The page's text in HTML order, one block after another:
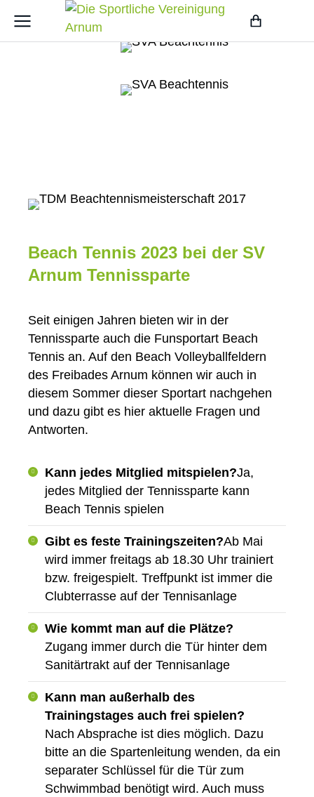
Beach Tennis 2023 bei der SV
Arnum Tennissparte
Seit einigen Jahren bieten wir in der
Tennissparte auch die Funsportart Beach
Tennis an. Auf den Beach Volleyballfeldern
des Freibades Arnum können wir auch in
diesem Sommer dieser Sportart nachgehen
und dazu gibt es hier aktuelle Fragen und
Antworten.
Kann jedes Mitglied mitspielen?Ja,
jedes Mitglied der Tennissparte kann
Beach Tennis spielen
Gibt es feste Trainingszeiten?Ab Mai
wird immer freitags ab 18.30 Uhr trainiert
bzw. freigespielt. Treffpunkt ist immer die
Clubterrasse auf der Tennisanlage
Wie kommt man auf die Plätze?
Zugang immer durch die Tür hinter dem
Sanitärtrakt auf der Tennisanlage
Kann man außerhalb des
Trainingstages auch frei spielen?
Nach Absprache ist dies möglich. Dazu
bitte an die Spartenleitung wenden, da ein
separater Schlüssel für die Tür zum
Schwimmbad benötigt wird. Auch muss